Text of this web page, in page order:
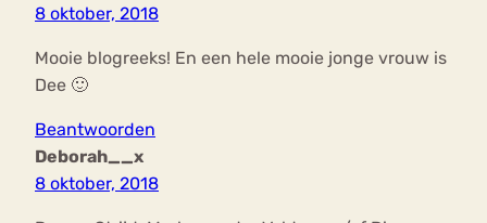
8 oktober, 2018
Mooie blogreeks! En een hele mooie jonge vrouw is
Dee 🙂
Beantwoorden
Deborah__x
8 oktober, 2018